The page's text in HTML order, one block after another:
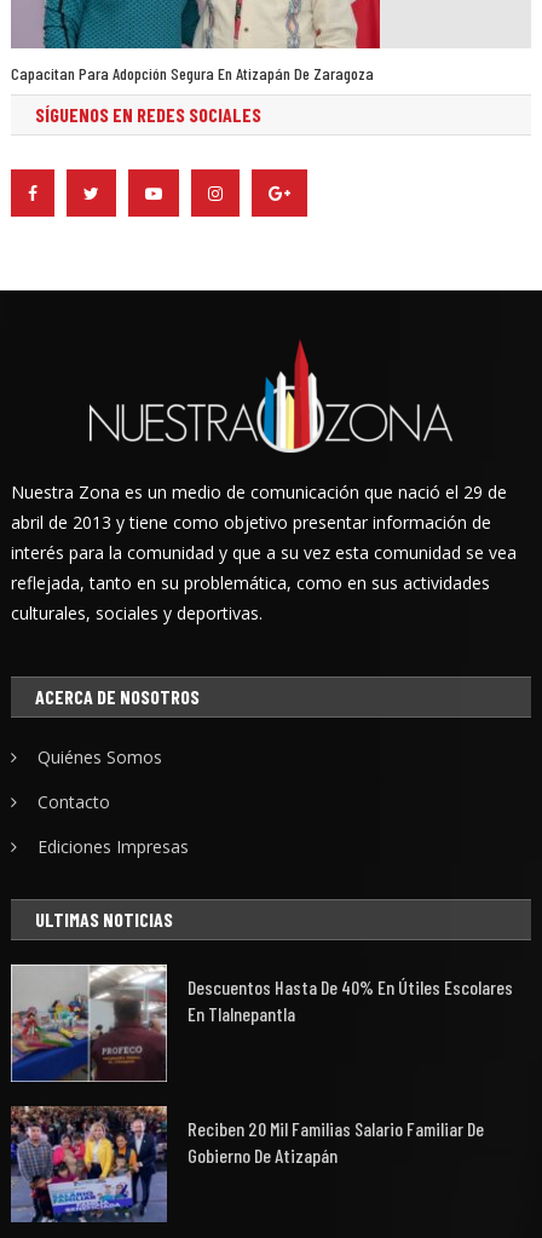
Capacitan Para Adopción Segura En Atizapán De Zaragoza
SÍGUENOS EN REDES SOCIALES
Nuestra Zona es un medio de comunicación que nació el 29 de
abril de 2013 y tiene como objetivo presentar información de
interés para la comunidad y que a su vez esta comunidad se vea
reflejada, tanto en su problemática, como en sus actividades
culturales, sociales y deportivas.
ACERCA DE NOSOTROS
Quiénes Somos
Contacto
Ediciones Impresas
ULTIMAS NOTICIAS
Descuentos Hasta De 40% En Útiles Escolares
En Tlalnepantla
Reciben 20 Mil Familias Salario Familiar De
Gobierno De Atizapán